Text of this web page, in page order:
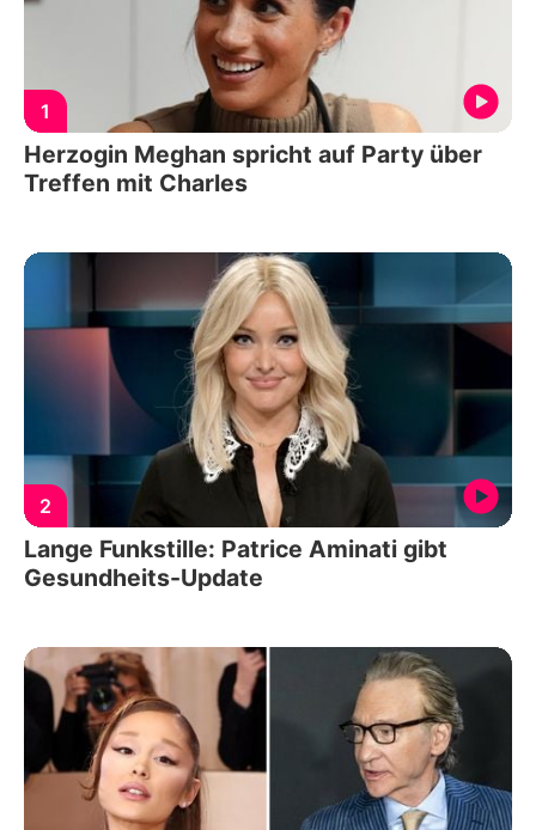
1
Herzogin Meghan spricht auf Party über
Treffen mit Charles
2
Lange Funkstille: Patrice Aminati gibt
Gesundheits-Update